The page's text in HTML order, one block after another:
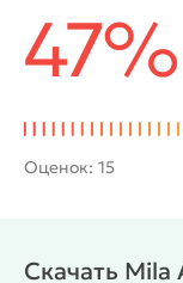
знакомства,
внутренние
делает акцент
персонажами и
История не
систему
47%
Оценок: 15
Скачать